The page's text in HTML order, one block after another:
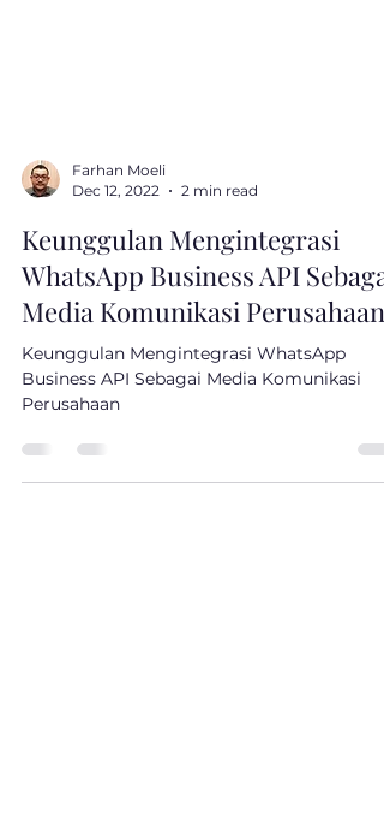
Farhan Moeli
Dec 12, 2022
2 min read
Keunggulan Mengintegrasi
WhatsApp Business API Sebagai
Media Komunikasi Perusahaan
Keunggulan Mengintegrasi WhatsApp
Perusahaan